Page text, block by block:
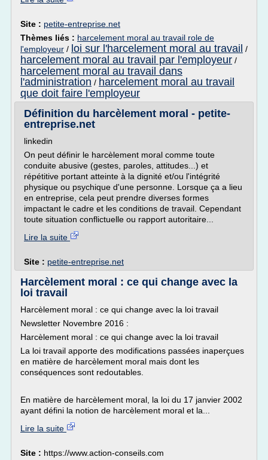
Site : petite-entreprise.net
Thèmes liés : harcelement moral au travail role de
l'employeur / loi sur l'harcelement moral au travail /
harcelement moral au travail par l'employeur /
harcelement moral au travail dans
l'administration / harcelement moral au travail
que doit faire l'employeur
Définition du harcèlement moral - petite-
entreprise.net
linkedin
On peut définir le harcèlement moral comme toute
conduite abusive (gestes, paroles, attitudes...) et
répétitive portant atteinte à la dignité et/ou l'intégrité
physique ou psychique d'une personne. Lorsque ça a lieu
en entreprise, cela peut prendre diverses formes
impactant le cadre et les conditions de travail. Cependant
toute situation conflictuelle ou rapport autoritaire...
Lire la suite
Site : petite-entreprise.net
Harcèlement moral : ce qui change avec la
loi travail
Harcèlement moral : ce qui change avec la loi travail
Newsletter Novembre 2016 :
Harcèlement moral : ce qui change avec la loi travail
La loi travail apporte des modifications passées inaperçues
en matière de harcèlement moral mais dont les
conséquences sont redoutables.
En matière de harcèlement moral, la loi du 17 janvier 2002
ayant défini la notion de harcèlement moral et la...
Lire la suite
Site : https://www.action-conseils.com